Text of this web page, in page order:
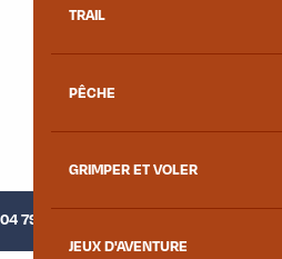
TRAIL
PÊCHE
GRIMPER ET VOLER
JEUX D'AVENTURE
04 79 83 51